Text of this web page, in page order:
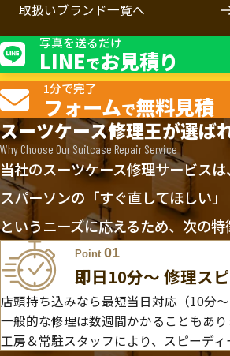
取扱いブランド一覧へ
写真を送るだけ
LINEでお見積り
1分で完了
フォームで無料見積
スーツケース修理王が選ば
Why Choose Our Suitcase Repair Service
当社のスーツケース修理サービス
スパーソンの「すぐ直してほしい
というニーズに応えるため、次の
Point 01
即日10分〜 修理ス
店頭持ち込みなら最短当日対応（10分～
一般的な修理は数週間かかることもあ
工房＆常駐スタッフにより、スピーディ